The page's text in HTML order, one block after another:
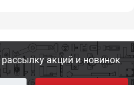
рассылку акций и новинок